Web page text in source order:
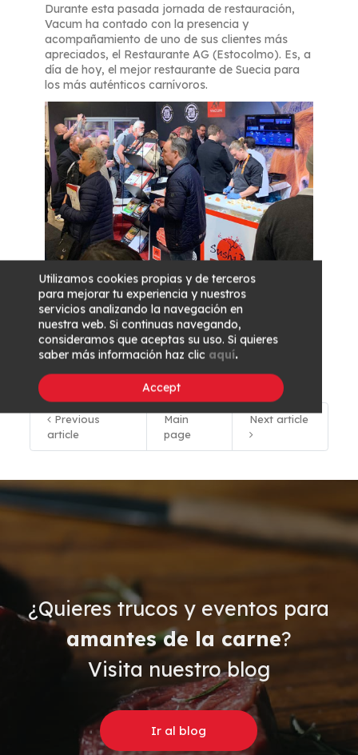
Durante esta pasada jornada de restauración,
Vacum ha contado con la presencia y
acompañamiento de uno de sus clientes más
apreciados, el Restaurante AG (Estocolmo). Es, a
día de hoy, el mejor restaurante de Suecia para
los más auténticos carnívoros.
Restaurang Expo es el lugar donde encontrar
inspiración, las últimas tendencias y conocer
nuevos contactos de interés del sector de la
restauración. Pone a disposición de sus asistentes
múltiples conferencias, catas de producto y
talleres, entre otros. Una visita recomendada.
Previous
article
Main
page
Next article
¿Quieres trucos y eventos para
amantes de la carne?
Visita nuestro blog
Ir al blog
Utilizamos cookies propias y de terceros
para mejorar tu experiencia y nuestros
servicios analizando la navegación en
nuestra web. Si continuas navegando,
consideramos que aceptas su uso. Si quieres
saber más información haz clic aquí.
Accept